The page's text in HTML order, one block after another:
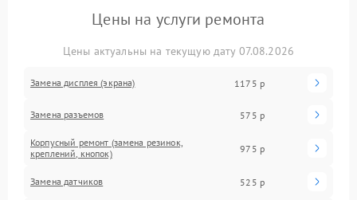
Цены на услуги ремонта
Цены актуальны на текущую дату 07.08.2026
Замена дисплея (экрана) 1175 р
Замена разъемов 575 р
Корпусный ремонт (замена резинок,
креплений, кнопок)
975 р
Замена датчиков 525 р